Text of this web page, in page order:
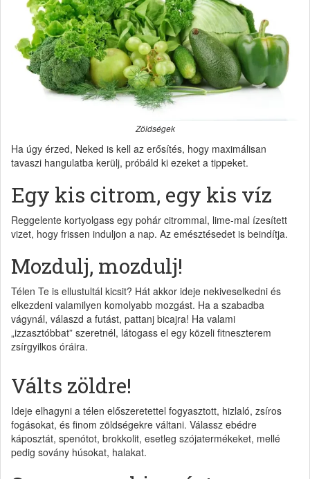
Zöldségek
Ha úgy érzed, Neked is kell az erősítés, hogy maximálisan
tavaszi hangulatba kerülj, próbáld ki ezeket a tippeket.
Egy kis citrom, egy kis víz
Reggelente kortyolgass egy pohár citrommal, lime-mal ízesített
vizet, hogy frissen induljon a nap. Az emésztésedet is beindítja.
Mozdulj, mozdulj!
Télen Te is ellustultál kicsit? Hát akkor ideje nekiveselkedni és
elkezdeni valamilyen komolyabb mozgást. Ha a szabadba
vágynál, válaszd a futást, pattanj bicajra! Ha valami
„izzasztóbbat” szeretnél, látogass el egy közeli fitneszterem
zsírgyilkos óráira.
Válts zöldre!
Ideje elhagyni a télen előszeretettel fogyasztott, hizlaló, zsíros
fogásokat, és finom zöldségekre váltani. Válassz ebédre
káposztát, spenótot, brokkolit, esetleg szójatermékeket, mellé
pedig sovány húsokat, halakat.